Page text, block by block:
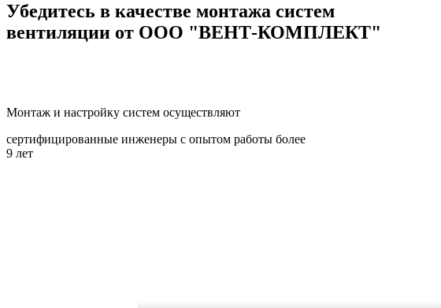
Убедитесь в качестве монтажа систем
вентиляции от ООО "ВЕНТ-КОМПЛЕКТ"
Монтаж и настройку систем осуществляют
сертифицированные инженеры с опытом работы более
9 лет